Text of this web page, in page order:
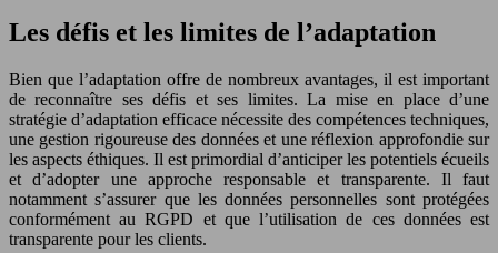
Les défis et les limites de l’adaptation
Bien que l’adaptation offre de nombreux avantages, il est important
de reconnaître ses défis et ses limites. La mise en place d’une
stratégie d’adaptation efficace nécessite des compétences techniques,
une gestion rigoureuse des données et une réflexion approfondie sur
les aspects éthiques. Il est primordial d’anticiper les potentiels écueils
et d’adopter une approche responsable et transparente. Il faut
notamment s’assurer que les données personnelles sont protégées
conformément au RGPD et que l’utilisation de ces données est
transparente pour les clients.